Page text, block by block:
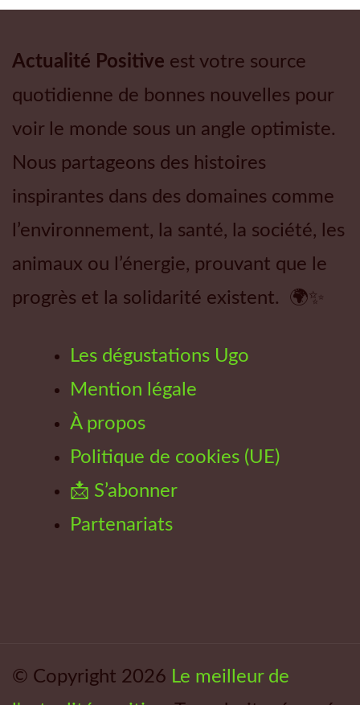
Actualité Positive est votre source
quotidienne de bonnes nouvelles pour
voir le monde sous un angle optimiste.
Nous partageons des histoires
inspirantes dans des domaines comme
l’environnement, la santé, la société, les
animaux ou l’énergie, prouvant que le
progrès et la solidarité existent. 🌍✨
Les dégustations Ugo
Mention légale
À propos
Politique de cookies (UE)
📩 S’abonner
Partenariats
© Copyright 2026 Le meilleur de